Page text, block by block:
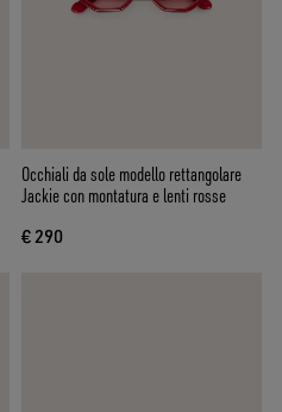
Occhiali da sole modello rettangolare
Jackie con montatura e lenti rosse
€ 290